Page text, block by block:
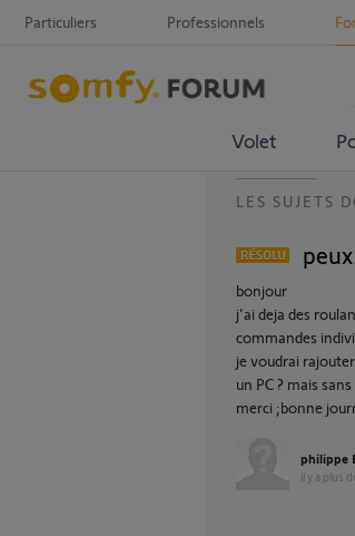
Particuliers Professionnels
Volet
LES SUJETS
bonjour
j'ai deja des
commandes
je voudrai
un PC ? mais
merci ;bonne
philippe
il y a plus